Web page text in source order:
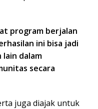
program berjalan
ini bisa jadi
dalam
secara
juga diajak untuk